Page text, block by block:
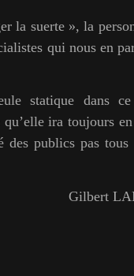
la suerte », la
qui nous en
statique dans
ira toujours
publics pas
Gilbert